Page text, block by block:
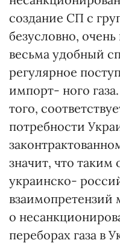
создание СП с
безусловно,
весьма удобный
регулярное
импорт- ного
того,
потребности
значит, что таким
украинско-
взаимопретензий
о
переборах газа в